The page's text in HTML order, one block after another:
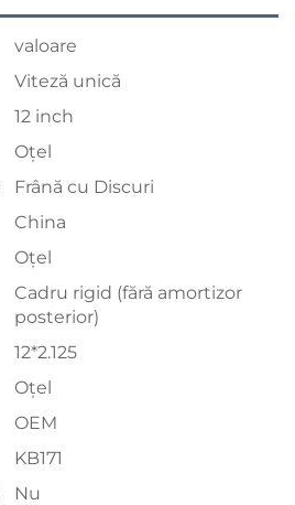
valoare
Viteză unică
12 inch
Oțel
Frână cu Discuri
China
Oțel
Cadru rigid (fără amortizor
posterior)
12*2.125
Oțel
OEM
KB171
Nu